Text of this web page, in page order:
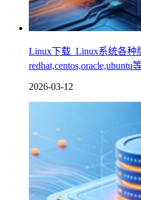
Linux下载_Linux系统各种
2026-03-12